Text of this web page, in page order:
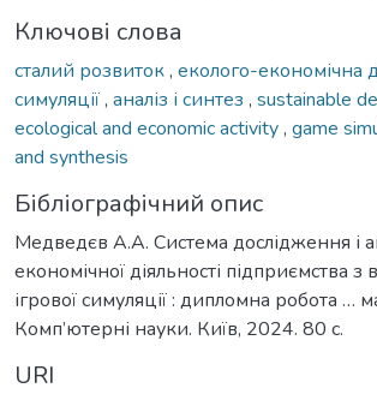
Ключові слова
сталий розвиток, еколого-економічна
симуляції, аналіз і синтез , sustainable
ecological and economic activity, game
and synthesis
Бібліографічний опис
Медведєв А.А. Система дослідження і
економічної діяльності підприємства
ігрової симуляції : дипломна робота …
Комп’ютерні науки. Київ, 2024. 80 с.
URI